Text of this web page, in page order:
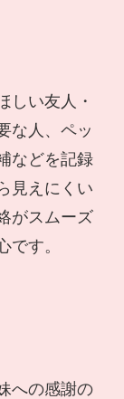
しい友人・
な人、ペッ
などを記録
見えにくい
がスムーズ
です。
への感謝の